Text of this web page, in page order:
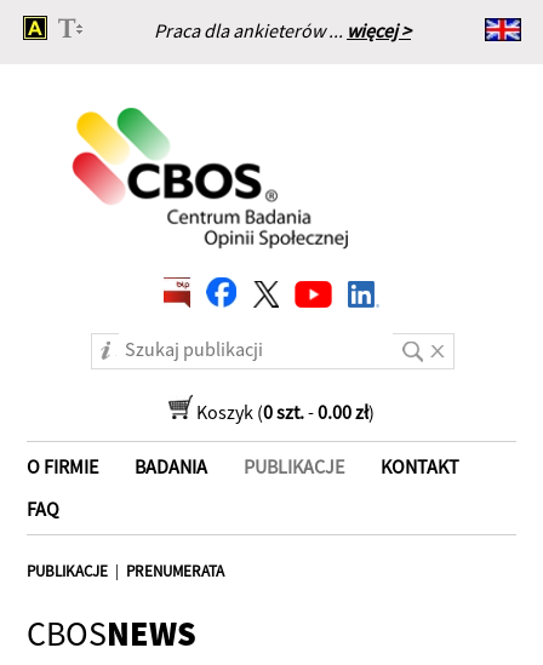
Praca dla ankieterów ... więcej >
Strona główna
Koszyk (0 szt.-0.00 zł)
O FIRMIE BADANIA PUBLIKACJE
KONTAKT
FAQ
PUBLIKACJE | PRENUMERATA
CBOSNEWS